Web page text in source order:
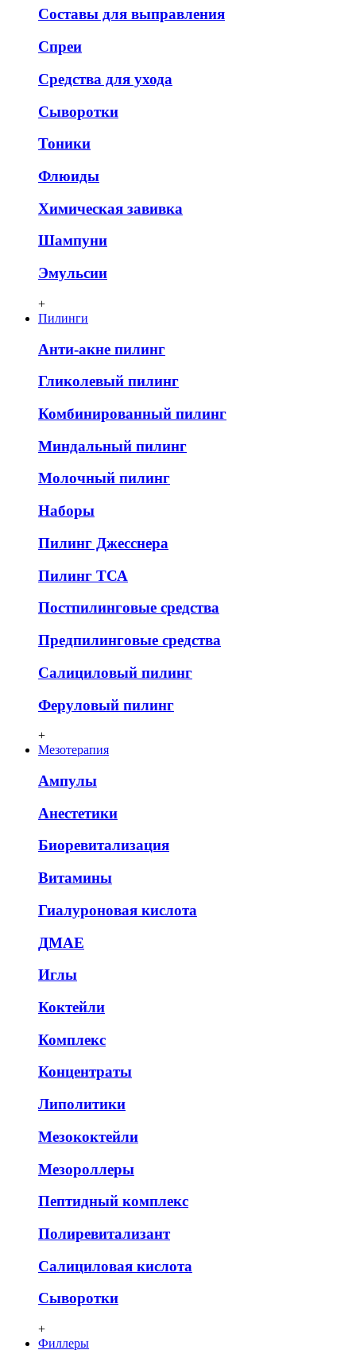
Составы для выправления
Спреи
Средства для ухода
Сыворотки
Тоники
Флюиды
Химическая завивка
Шампуни
Эмульсии
+
Пилинги
Анти-акне пилинг
Гликолевый пилинг
Комбинированный пилинг
Миндальный пилинг
Молочный пилинг
Наборы
Пилинг Джесснера
Пилинг ТСА
Постпилинговые средства
Предпилинговые средства
Салициловый пилинг
Феруловый пилинг
+
Мезотерапия
Ампулы
Анестетики
Биоревитализация
Витамины
Гиалуроновая кислота
ДМАЕ
Иглы
Коктейли
Комплекс
Концентраты
Липолитики
Мезококтейли
Мезороллеры
Пептидный комплекс
Полиревитализант
Салициловая кислота
Сыворотки
+
Филлеры